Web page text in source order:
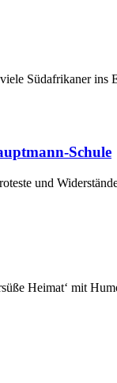
Südafrikaner ins
Schule
und
Heimat‘ mit